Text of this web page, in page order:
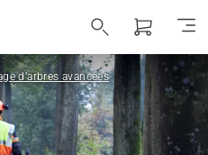
d’arbres avancées